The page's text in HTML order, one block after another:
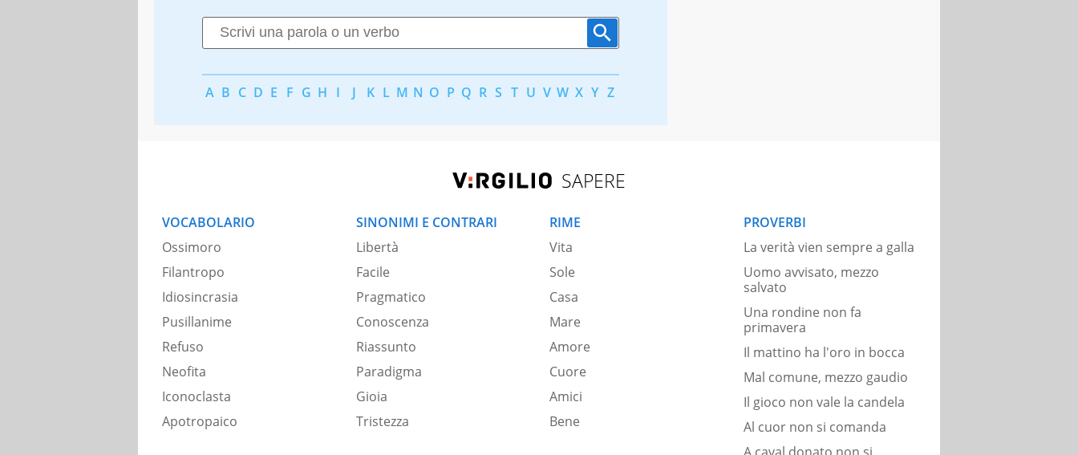
A B C D E F G H I J K L M N O P Q R S T U V W X Y Z
SAPERE
VOCABOLARIO
Ossimoro
Filantropo
Idiosincrasia
Pusillanime
Refuso
Neofita
Iconoclasta
Apotropaico
SINONIMI E CONTRARI
Libertà
Facile
Pragmatico
Conoscenza
Riassunto
Paradigma
Gioia
Tristezza
RIME
Vita
Sole
Casa
Mare
Amore
Cuore
Amici
Bene
PROVERBI
La verità vien sempre a galla
Uomo avvisato, mezzo
salvato
Una rondine non fa
primavera
Il mattino ha l'oro in bocca
Mal comune, mezzo gaudio
Il gioco non vale la candela
Al cuor non si comanda
A caval donato non si